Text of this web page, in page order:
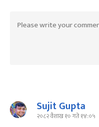
Sujit Gupta
२०८२ वैशाख १० गते १४:०५